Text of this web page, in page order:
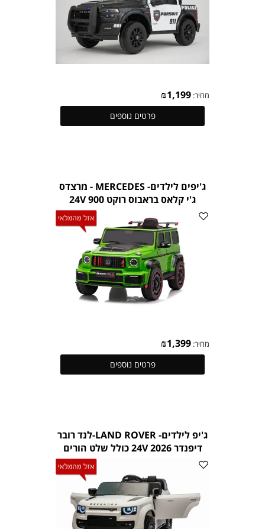
מחיר: ₪1,199
פרטים נוספים
ג'יפים לילדים- MERCEDES - מרצדס
ג'י קלאס בראבוס רוקט 900 24V
מחיר: ₪1,399
פרטים נוספים
ג'יפ לילדים- LAND ROVER-לנד רובר
דיפנדר 24V 2026 כולל שלט הורים